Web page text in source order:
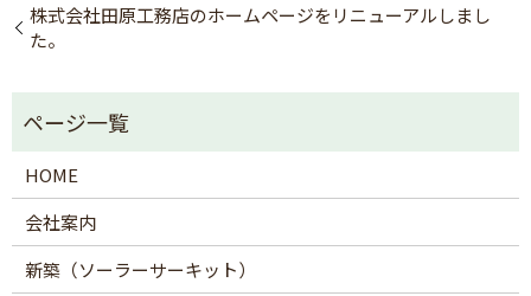
株式会社田原工務店のホームページをリニューアルしまし
た。
HOME
会社案内
新築（ソーラーサーキット）